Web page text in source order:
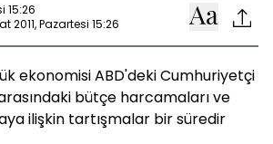
15:26
2011, Pazartesi 15:26
ekonomisi ABD'deki Cumhuriyetçi
bütçe harcamaları ve
ilişkin tartışmalar bir süredir